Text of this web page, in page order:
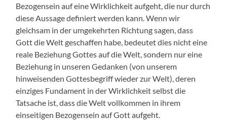
Bezogensein auf eine Wirklichkeit aufgeht, die nur durch
diese Aussage definiert werden kann. Wenn wir
gleichsam in der umgekehrten Richtung sagen, dass
Gott die Welt geschaffen habe, bedeutet dies nicht eine
reale Beziehung Gottes auf die Welt, sondern nur eine
Beziehung in unseren Gedanken (von unserem
hinweisenden Gottesbegriff wieder zur Welt), deren
einziges Fundament in der Wirklichkeit selbst die
Tatsache ist, dass die Welt vollkommen in ihrem
einseitigen Bezogensein auf Gott aufgeht.